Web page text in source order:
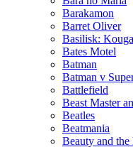
Barakamon
Barret Oliver
Basilisk:
Bates Motel
Batman
Batman v
Battlefield
Beast Master
Beatles
Beatmania
Beauty and the